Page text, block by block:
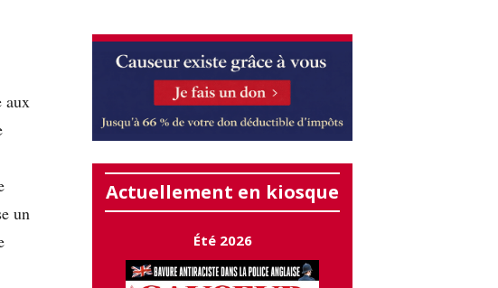
aux
un
Actuellement en kiosque
Été 2026